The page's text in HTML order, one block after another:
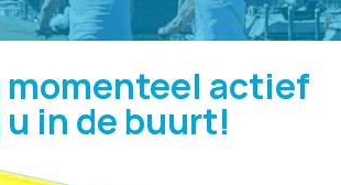
momenteel actief
in de buurt!